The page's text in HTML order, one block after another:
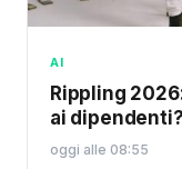
AI
Rippling
ai dipendenti?
oggi alle 08:55